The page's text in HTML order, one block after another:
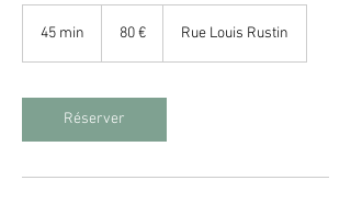
45 min
i
n
80 € Rue Louis Rustin
Réserver